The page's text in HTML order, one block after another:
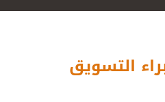
التسويق